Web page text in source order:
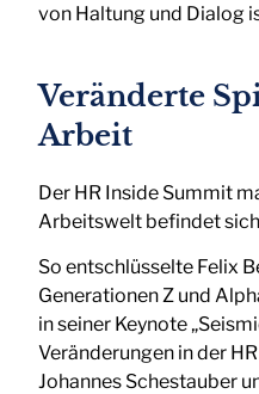
von Haltung und Dialog
Veränderte
Arbeit
Der HR Inside Summit
Arbeitswelt befindet
So entschlüsselte Felix
Generationen Z und
in seiner Keynote
Veränderungen in der
Johannes Schestauber